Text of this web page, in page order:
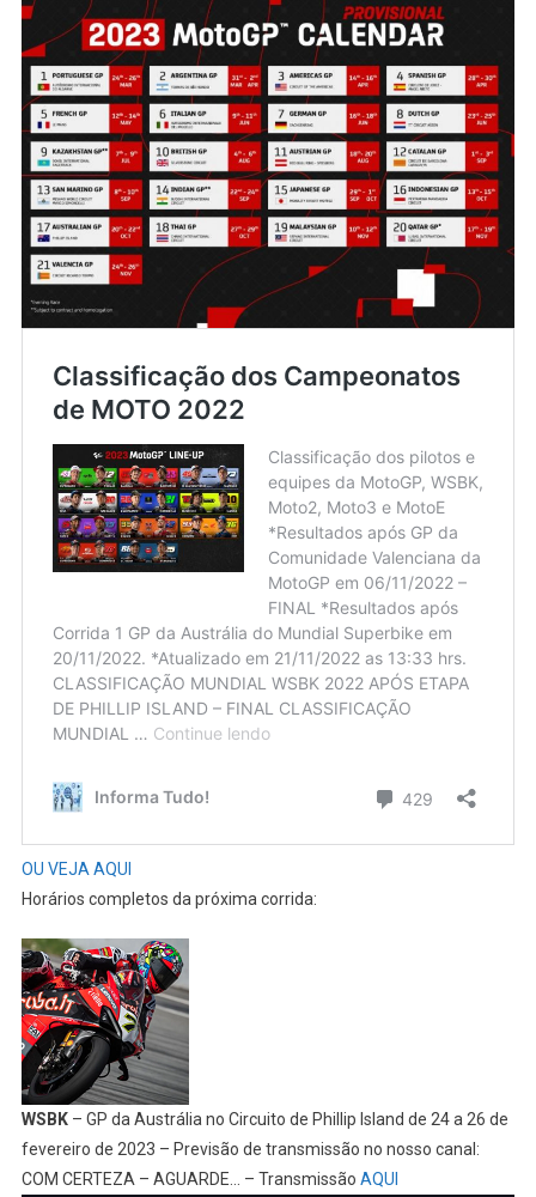
OU VEJA AQUI
Horários completos da próxima corrida:
WSBK– GP da Austrália no Circuito de Phillip Island de 24 a 26 de
fevereiro de 2023 – Previsão de transmissão no nosso canal:
COM CERTEZA – AGUARDE… – Transmissão AQUI